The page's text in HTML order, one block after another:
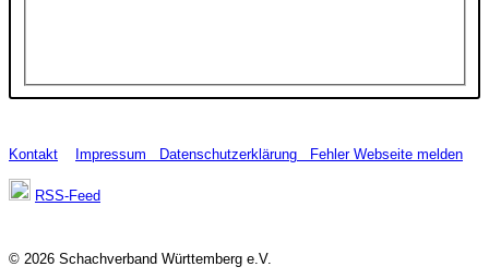
Kontakt Impressum Datenschutzerklärung Fehler Webseite melden
RSS-Feed
© 2026 Schachverband Württemberg e.V.